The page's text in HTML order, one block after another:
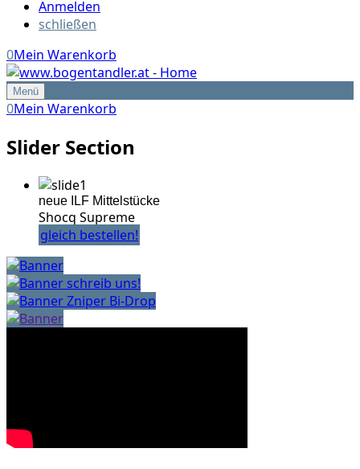
Anmelden
schließen
0Mein Warenkorb
Menü
0Mein Warenkorb
Slider Section
neue ILF Mittelstücke
Shocq Supreme
gleich bestellen!
schreib uns!
Zniper Bi-Drop